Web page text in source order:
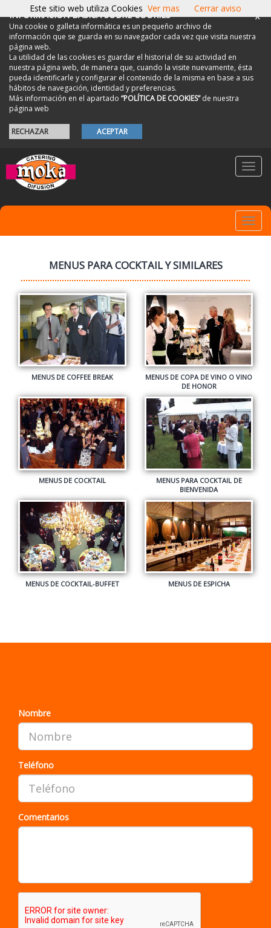
X
INFORMACIÓN BÁSICA SOBRE COOKIES
Una cookie o galleta informática es un pequeño archivo de
información que se guarda en su navegador cada vez que visita nuestra
página web.
La utilidad de las cookies es guardar el historial de su actividad en
nuestra página web, de manera que, cuando la visite nuevamente, ésta
pueda identificarle y configurar el contenido de la misma en base a sus
hábitos de navegación, identidad y preferencias.
Más información en el apartado “POLÍTICA DE COOKIES”de nuestra
página web
RECHAZAR ACEPTAR
MENUS PARA COCKTAIL Y SIMILARES
Nombre
Teléfono
Comentarios
Este sitio web utiliza Cookies Ver mas Cerrar aviso